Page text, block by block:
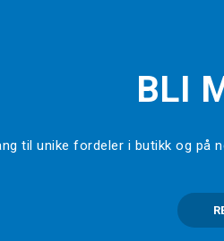
BLI
til unike fordeler i butikk og på